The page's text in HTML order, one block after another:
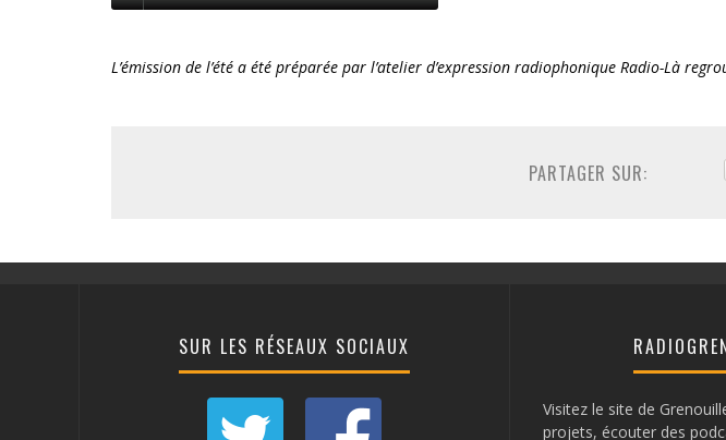
L’émission de l’été a été préparée par l’atelier d’expression radiophonique Radio-Là
PARTAGER SUR:
SUR LES RÉSEAUX SOCIAUX
Visitez le site de
projets, écouter des